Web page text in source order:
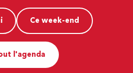
Ce week-end
l'agenda